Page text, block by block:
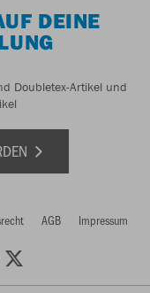
DEINE
Doubletex-Artikel und
AGB Impressum